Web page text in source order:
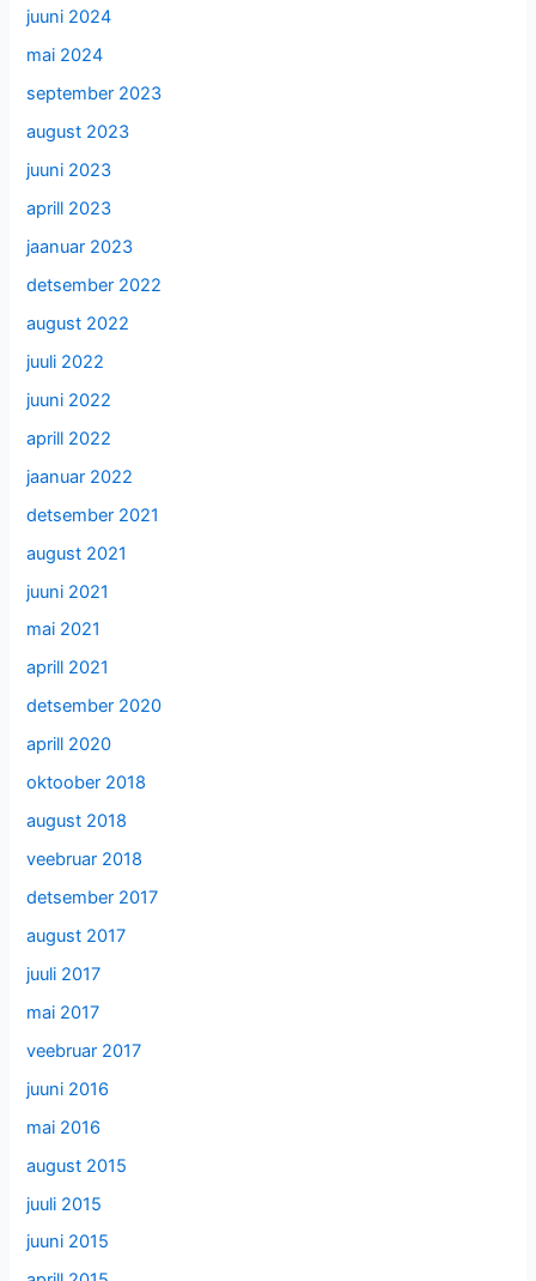
juuni 2024
mai 2024
september 2023
august 2023
juuni 2023
aprill 2023
jaanuar 2023
detsember 2022
august 2022
juuli 2022
juuni 2022
aprill 2022
jaanuar 2022
detsember 2021
august 2021
juuni 2021
mai 2021
aprill 2021
detsember 2020
aprill 2020
oktoober 2018
august 2018
veebruar 2018
detsember 2017
august 2017
juuli 2017
mai 2017
veebruar 2017
juuni 2016
mai 2016
august 2015
juuli 2015
juuni 2015